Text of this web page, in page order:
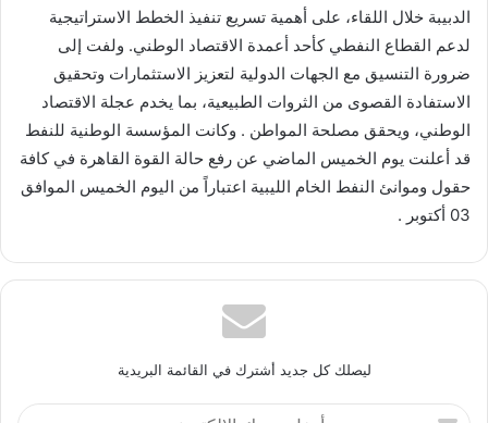
الدبيبة خلال اللقاء، على أهمية تسريع تنفيذ الخطط الاستراتيجية
لدعم القطاع النفطي كأحد أعمدة الاقتصاد الوطني. ولفت إلى
ضرورة التنسيق مع الجهات الدولية لتعزيز الاستثمارات وتحقيق
الاستفادة القصوى من الثروات الطبيعية، بما يخدم عجلة الاقتصاد
الوطني، ويحقق مصلحة المواطن . وكانت المؤسسة الوطنية للنفط
قد أعلنت يوم الخميس الماضي عن رفع حالة القوة القاهرة في كافة
حقول وموانئ النفط الخام الليبية اعتباراً من اليوم الخميس الموافق
03 أكتوبر .
ليصلك كل جديد أشترك في القائمة البريدية
أدخل